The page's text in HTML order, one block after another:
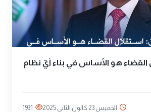
القضاء هو الأساس في بناء أيّ نظام
الخميس 23 كانون الثاني 2025 1931